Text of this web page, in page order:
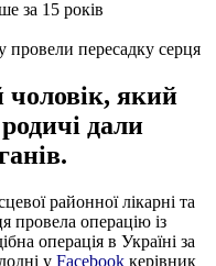
провели пересадку серця
який
дали
районної лікарні та
провела операцію із
операція в Україні за
у Facebook керівник